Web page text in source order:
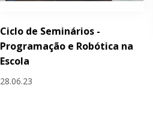
Ciclo de Seminários -
Programação e Robótica na
Escola
28.06.23